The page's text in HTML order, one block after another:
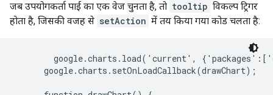
जब उपयोगकर्ता पाई का एक वेज चुनता है, तो tooltip विकल्प ट्रिगर
होता है, जिसकी वजह से setAction में तय किया गया कोड चलता है:
google.charts.load('current',
      google.charts.setOnLoadCallback(drawChart);